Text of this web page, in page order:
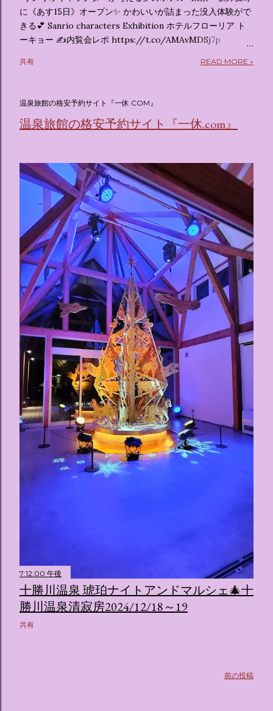
に《あす15日》オープン✨️ かわいいが詰まった没入体験がで
きる💕 Sanrio characters Exhibition ホテルフローリア ト
ーキョー ✍️内覧会レポ https://t.co/AMAvMDSj7p
pic.twitter.com/sKx7uXeXHW — オリコンニュース
(@oricon) July 14, 2026 ホテルフローリア トーキョー
はなく、2026年7月15日から東京・新宿でスタートする サン
リオキャラクターズの体験型・没入型展示イベント の名称で
陸となります。 まるで本当にラグジュアリーホテルにチェッ
クインしてルームツアーを楽しむような、特別な空間が演出
されています。その魅力をいくつかのかたまりに分けてご紹
介します。 🔑 1. コンセプトは「サンリオキャラが考える夢
のホテル」 デジタルメディア技術で世界的に知られるクリエ
イティブプロダクション「d'strict」が手掛けており、五感を
刺激する美しいデジタルアートとストーリー性の高い全11の
テーマブースで構成されています。 チェックインからスター
ト ：ピンクを基調とした華やかなエントランスロビーでルー
ムキーを受け取り、まるでホテルに滞在するかのような没入
感を味わいながら進んでいきます。ロビーではお花をまとっ
たポムポムプリンが出迎えてくれます。 幻想的な共有スペー
ス ：きらめく光に満ちたガーデンや、美しいボールルーム
（舞踏会）、さらには本物の砂を使ったピンク色の美しいビ
ーチ（ポチャッコの隣に座れるエリア）など、写真映え間違
いなしの空間が広がります。 🛌 2. 個性あふれる「9つの客室
（テーマルーム）」 イベントの目玉となるのが、サンリオの
人気キャラクターたちがそれぞれの“好き”や理想を詰め込ん
でデザインした客室のエリアです。 ハローキティ...
共有 READ MORE »
温泉旅館の格安予約サイト『一休.COM』
温泉旅館の格安予約サイト『一休.com』
7:12:00 午後
十勝川温泉 琥珀ナイトアンドマルシェ🎄十
勝川温泉清寂房2024/12/18～19
共有
前の投稿